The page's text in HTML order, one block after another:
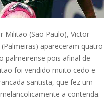
Militão (São Paulo), Victor
apareceram quatro
palmeirense pois afinal de
foi vendido muito cedo e
santista, que fez um
a contenda.